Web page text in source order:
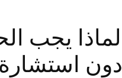
أوميغا 3.. لماذا
دون